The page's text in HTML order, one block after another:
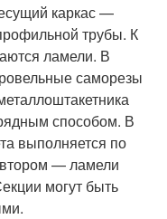
каркас —
трубы. К
ламели. В
саморезы
способом. В
выполняется по
втором — ламели
могут быть